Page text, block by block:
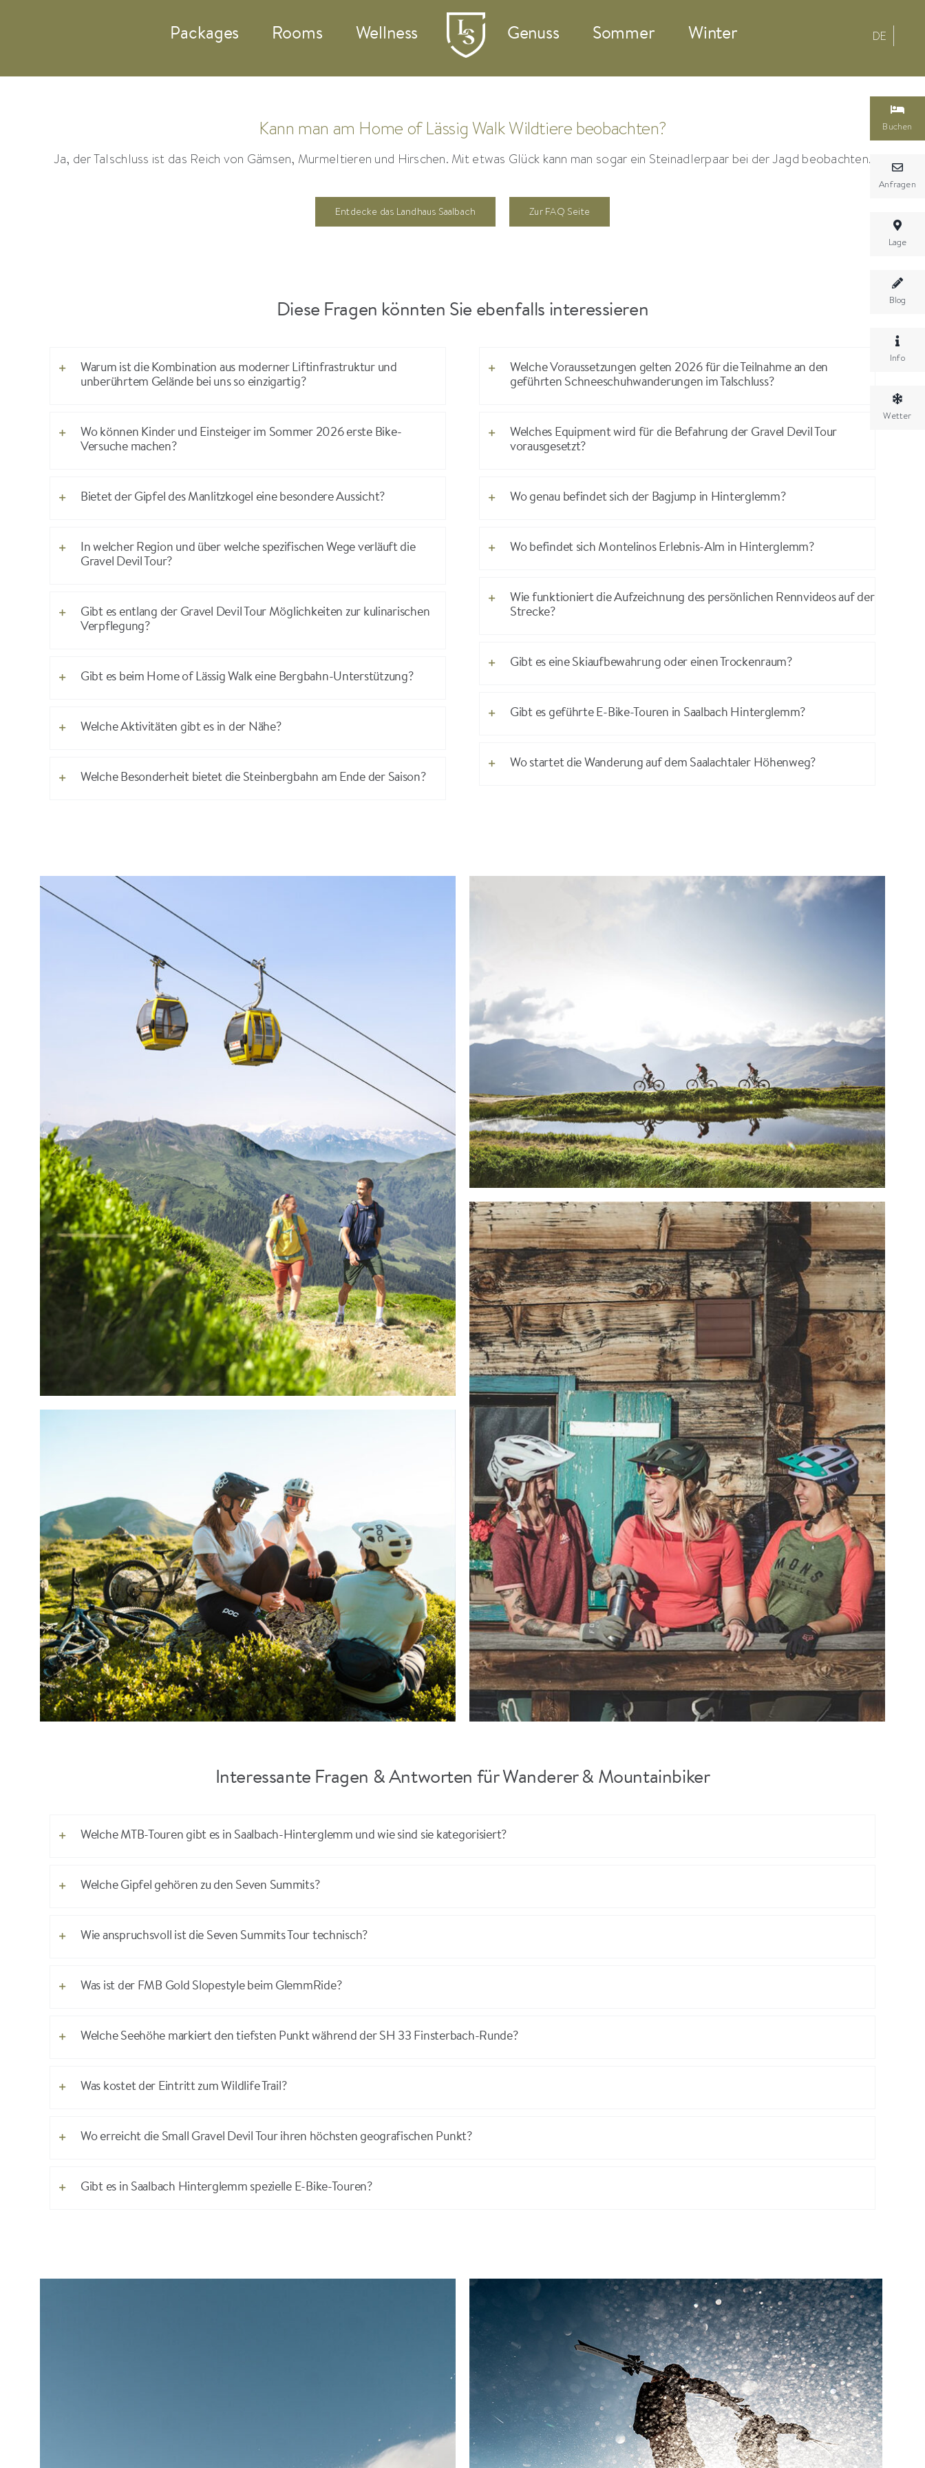
Packages Rooms Wellness Genuss Sommer Winter DE
Kann man am Home of Lässig Walk Wildtiere beobachten?
Ja, der Talschluss ist das Reich von Gämsen, Murmeltieren und Hirschen. Mit etwas Glück kann man sogar ein Steinadlerpaar bei der Jagd beobachten.
Entdecke das Landhaus Saalbach Zur FAQ Seite
Diese Fragen könnten Sie ebenfalls interessieren
Warum ist die Kombination aus moderner Liftinfrastruktur und
unberührtem Gelände bei uns so einzigartig?
Wo können Kinder und Einsteiger im Sommer 2026 erste Bike-
Versuche machen?
Bietet der Gipfel des Manlitzkogel eine besondere Aussicht?
In welcher Region und über welche spezifischen Wege verläuft die
Gravel Devil Tour?
Gibt es entlang der Gravel Devil Tour Möglichkeiten zur kulinarischen
Verpflegung?
Gibt es beim Home of Lässig Walk eine Bergbahn-Unterstützung?
Welche Aktivitäten gibt es in der Nähe?
Welche Besonderheit bietet die Steinbergbahn am Ende der Saison?
Welche Voraussetzungen gelten 2026 für die Teilnahme an den
geführten Schneeschuhwanderungen im Talschluss?
Welches Equipment wird für die Befahrung der Gravel Devil Tour
vorausgesetzt?
Wo genau befindet sich der Bagjump in Hinterglemm?
Wo befindet sich Montelinos Erlebnis-Alm in Hinterglemm?
Wie funktioniert die Aufzeichnung des persönlichen Rennvideos auf der
Strecke?
Gibt es eine Skiaufbewahrung oder einen Trockenraum?
Gibt es geführte E-Bike-Touren in Saalbach Hinterglemm?
Wo startet die Wanderung auf dem Saalachtaler Höhenweg?
Interessante Fragen & Antworten für Wanderer & Mountainbiker
Welche MTB-Touren gibt es in Saalbach-Hinterglemm und wie sind sie kategorisiert?
Welche Gipfel gehören zu den Seven Summits?
Wie anspruchsvoll ist die Seven Summits Tour technisch?
Was ist der FMB Gold Slopestyle beim GlemmRide?
Welche Seehöhe markiert den tiefsten Punkt während der SH 33 Finsterbach-Runde?
Was kostet der Eintritt zum Wildlife Trail?
Wo erreicht die Small Gravel Devil Tour ihren höchsten geografischen Punkt?
Gibt es in Saalbach Hinterglemm spezielle E-Bike-Touren?
Buchen
Anfragen
Lage
Blog
Info
Wetter